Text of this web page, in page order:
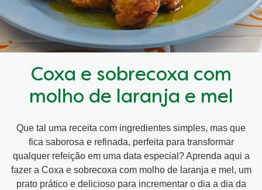
Coxa e sobrecoxa com
molho de laranja e mel
Que tal uma receita com ingredientes simples, mas que
fica saborosa e refinada, perfeita para transformar
qualquer refeição em uma data especial? Aprenda aqui a
fazer a Coxa e sobrecoxa com molho de laranja e mel, um
prato prático e delicioso para incrementar o dia a dia da